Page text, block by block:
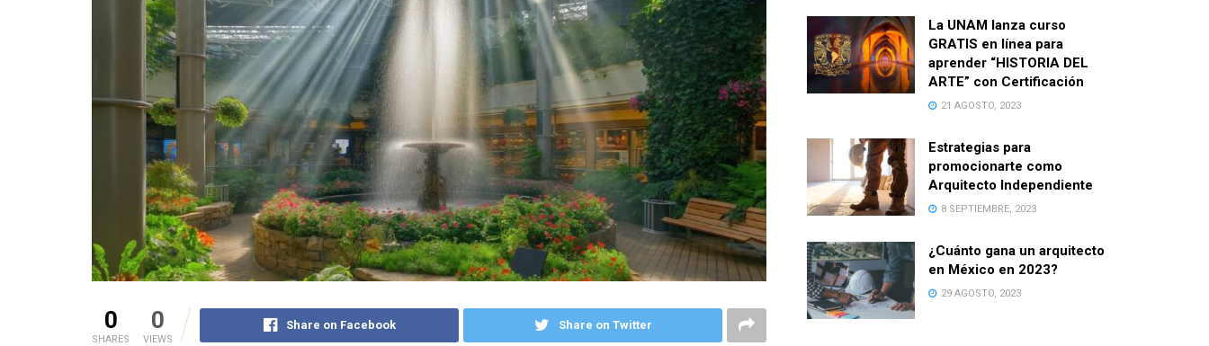
0
SHARES
0
VIEWS
Share on Facebook Share on Twitter
La UNAM lanza curso
GRATIS en línea para
aprender “HISTORIA DEL
ARTE” con Certificación
21 AGOSTO, 2023
Estrategias para
promocionarte como
Arquitecto Independiente
8 SEPTIEMBRE, 2023
¿Cuánto gana un arquitecto
en México en 2023?
29 AGOSTO, 2023